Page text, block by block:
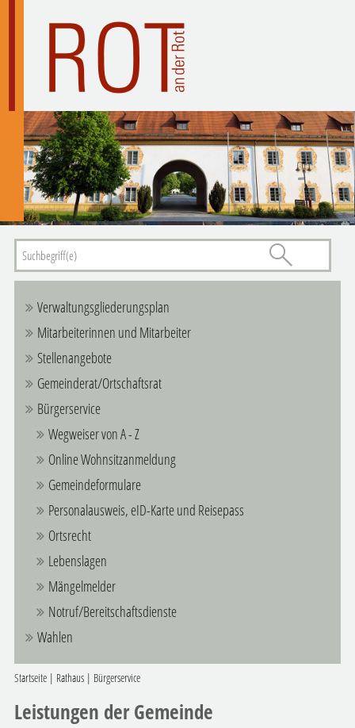
Verwaltungsgliederungsplan
Mitarbeiterinnen und Mitarbeiter
Stellenangebote
Gemeinderat/Ortschaftsrat
Bürgerservice
Wegweiser von A - Z
Online Wohnsitzanmeldung
Gemeindeformulare
Personalausweis, eID-Karte und Reisepass
Ortsrecht
Lebenslagen
Mängelmelder
Notruf/Bereitschaftsdienste
Wahlen
Startseite| Rathaus| Bürgerservice
Leistungen der Gemeinde